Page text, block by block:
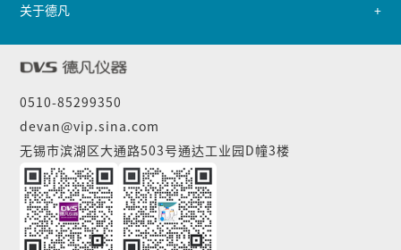
0510-85299350
devan@vip.sina.com
无锡市滨湖区大通路503号通达工业园D幢3楼
关于德凡